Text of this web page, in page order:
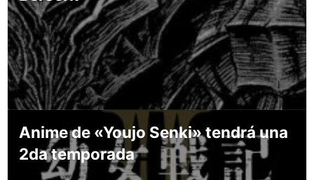
Anime de «Youjo Senki» tendrá una
2da temporada